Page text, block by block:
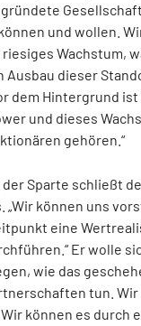
und wollen.
Wachstum,
Ausbau dieser
dem Hintergrund
und dieses
gehören.“
Sparte schließt
können uns
eine
Er wolle
wie das
tun.
können es durch